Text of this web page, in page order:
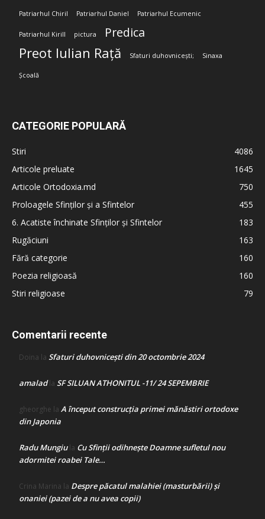
Patriarhul Chiril Patriarhul Daniel Patriarhul Ecumenic
Patriarhul Kirill pictura Predica
Preot Iulian Rață Sfaturi duhovnicești; Sinaxa
Școală
CATEGORIE POPULARĂ
Stiri
4086
Articole preluate
1645
Articole Ortodoxia.md
750
Proloagele Sfinților și a Sfintelor
455
6. Acatiste închinate Sfinților și Sfintelor
183
Rugăciuni
163
Fără categorie
160
Poezia religioasă
160
Stiri religioase
79
Comentarii recente
Doina la Sfaturi duhovnicești din 20 octombrie 2024
amaladla SF SILUAN ATHONITUL -11/ 24 SEPEMBRIE
gheorghe la A început construcţia primei mănăstiri ortodoxe
din Japonia
Radu Mungiula Cu Sfinții odihnește Doamne sufletul nou
adormitei roabei Tale…
Crina Marina la Despre păcatul malahiei (masturbării) şi
onaniei (pazei de a nu avea copii)